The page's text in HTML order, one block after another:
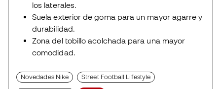
los laterales.
Suela exterior de goma para un mayor agarre y
durabilidad.
Zona del tobillo acolchada para una mayor
comodidad.
Novedades Nike Street Football Lifestyle